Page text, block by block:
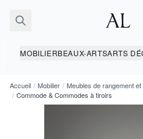
MOBILIERBEAUX-ARTSARTS
Accueil / Mobilier / Meubles de rangement
/ Commode & Commodes à tiroirs